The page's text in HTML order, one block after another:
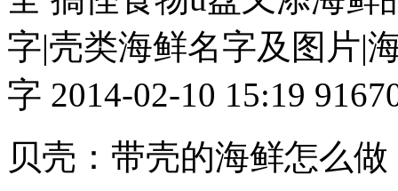
字|壳类海鲜名字及图片|
字 2014-02-10 15:19
贝壳：带壳的海鲜怎么